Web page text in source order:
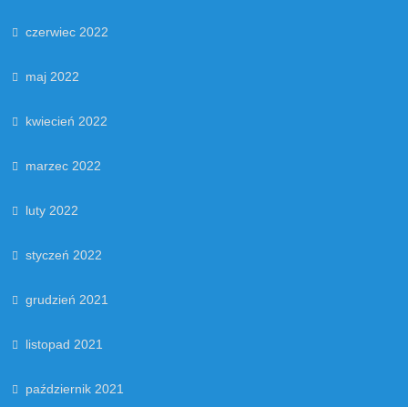
czerwiec 2022
maj 2022
kwiecień 2022
marzec 2022
luty 2022
styczeń 2022
grudzień 2021
listopad 2021
październik 2021